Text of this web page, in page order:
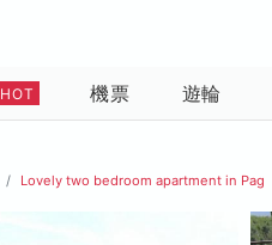
HOT 機票 遊輪
Lovely two bedroom apartment in Pag